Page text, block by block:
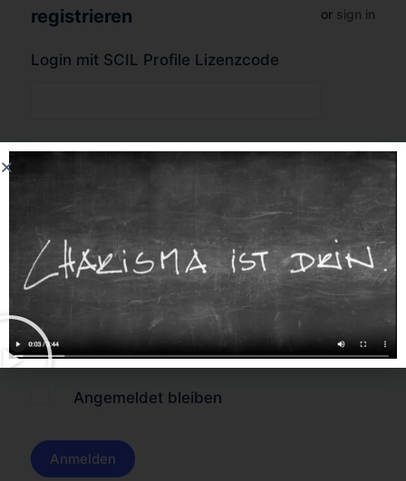
registrieren or sign in
Login mit SCIL Profile Lizenzcode
Forgot Password?
Angemeldet bleiben